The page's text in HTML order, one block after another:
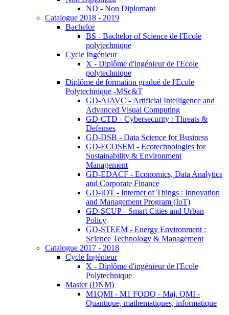
ND - Non Diplomant
Catalogue 2018 - 2019
Bachelor
BS - Bachelor of Science de l'Ecole
polytechnique
Cycle Ingénieur
X - Diplôme d'ingénieur de l'Ecole
polytechnique
Diplôme de formation gradué de l'Ecole
Polytechnique -MSc&T
GD-AIAVC - Artificial Intelligence and
Advanced Visual Computing
GD-CTD - Cybersecurity : Threats &
Defenses
GD-DSB - Data Science for Business
GD-ECOSEM - Ecotechnologies for
Sustainability & Environment
Management
GD-EDACF - Economics, Data Analytics
and Corporate Finance
GD-IOT - Internet of Things : Innovation
and Management Program (IoT)
GD-SCUP - Smart Cities and Urban
Policy
GD-STEEM - Energy Environment :
Science Technology & Management
Catalogue 2017 - 2018
Cycle Ingénieur
X - Diplôme d'ingénieur de l'Ecole
Polytechnique
Master (DNM)
M1QMI - M1 FODQ - Maj. QMI -
Quantique, mathematiques, informatique